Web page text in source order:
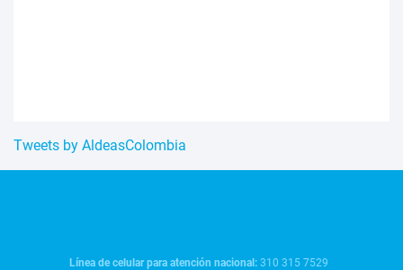
Tweets by AldeasColombia
Línea de celular para atención nacional:310 315 7529